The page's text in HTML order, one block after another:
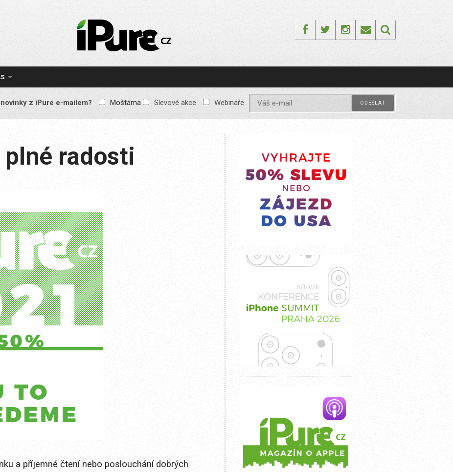
IPURE.CZ
Prémiový Apple e-
reklamy, žádné
obsah pro všechny
FacebookTwitterInstagram
Email
z iPure e-mailem? Moštárna Slevové akce Webináře
radosti
a příjemné čtení nebo poslouchání dobrých